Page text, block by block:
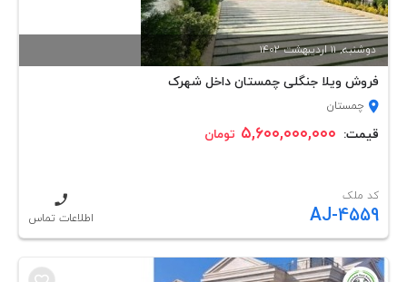
دوشنبه, 11 ارديبهشت 1402
فروش ویلا جنگلی چمستان داخل شهرک
چمستان
قیمت: ۵,۶۰۰,۰۰۰,۰۰۰ تومان
کد ملک
AJ-4559 اطلاعات تماس